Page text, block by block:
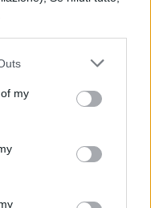
my
da Lucio
svolge la
Dal
luciana
ampliato la
inserendovi
significati mistici